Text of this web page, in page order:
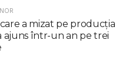
a mizat pe producția
ajuns într-un an pe trei